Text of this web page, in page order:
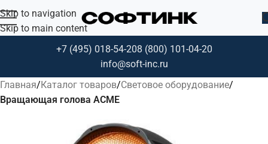
Skip to navigation
Skip to main content
+7 (495) 018-54-208 (800) 101-04-20
info@soft-inc.ru
Главная Каталог товаров Световое оборудование
Вращающая голова ACME